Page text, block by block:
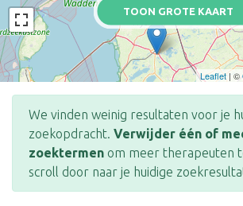
TOON GROTE KAART
Leaflet | ©
We vinden weinig resultaten voor je
zoekopdracht. Verwijder één of
zoektermen om meer therapeuten
scroll door naar je huidige